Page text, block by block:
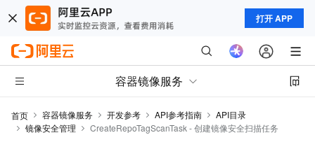
打开 APP
容器镜像服务
首页 容器镜像服务 开发参考 API参考指南
API目录
镜像安全管理
CreateRepoTagScanTask - 创建镜像安全扫描任务